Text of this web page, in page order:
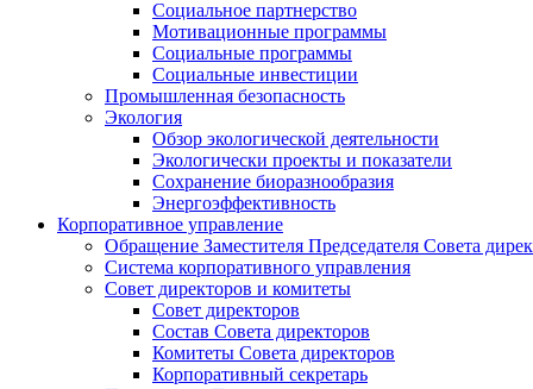
Социальное партнерство
Мотивационные программы
Социальные программы
Социальные инвестиции
Промышленная безопасность
Экология
Обзор экологической деятельности
Экологически проекты и показатели
Сохранение биоразнообразия
Энергоэффективность
Корпоративное управление
Обращение Заместителя Председателя Совета
Система корпоративного управления
Совет директоров и комитеты
Совет директоров
Состав Совета директоров
Комитеты Совета директоров
Корпоративный секретарь